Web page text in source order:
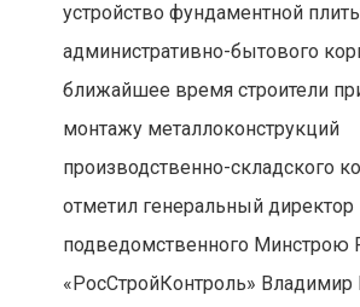
устройство фундаментной
административно-бытового
ближайшее время строители
монтажу металлоконструкций
производственно-складского
отметил генеральный директор
подведомственного Минстрою
«РосСтройКонтроль»